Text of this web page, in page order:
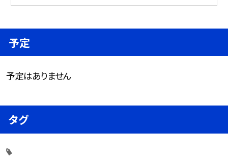
予定
予定はありません
タグ